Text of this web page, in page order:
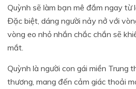
Quỳnh sẽ làm bạn mê đắm ngay từ
Đặc biệt, dáng người nảy nở với
vòng eo nhỏ nhắn chắc chắn sẽ
mắt.
Quỳnh là người con gái miền Trung
thương, mang đến cảm giác thoải